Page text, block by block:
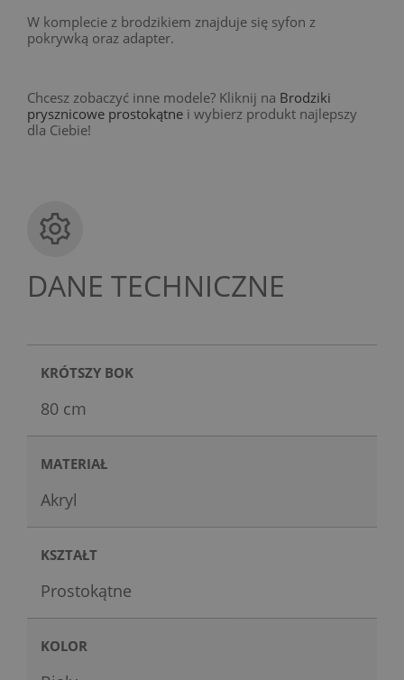
W komplecie z brodzikiem znajduje się syfon z
pokrywką oraz adapter.
Chcesz zobaczyć inne modele? Kliknij na Brodziki
prysznicowe prostokątne i wybierz produkt najlepszy
dla Ciebie!
DANE TECHNICZNE
KRÓTSZY BOK
80 cm
MATERIAŁ
Akryl
KSZTAŁT
Prostokątne
KOLOR